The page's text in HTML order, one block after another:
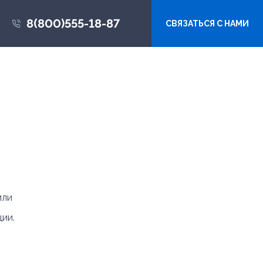
8(800)555-18-87 СВЯЗАТЬСЯ С НАМИ